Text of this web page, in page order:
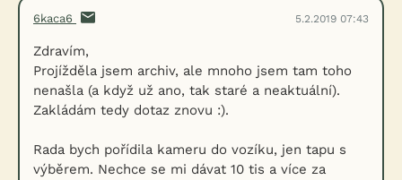
6kaca6 5.2.2019 07:43
Zdravím,
Projížděla jsem archiv, ale mnoho jsem tam toho
nenašla (a když už ano, tak staré a neaktuální).
Zakládám tedy dotaz znovu :).
Rada bych pořídila kameru do vozíku, jen tapu s
výběrem. Nechce se mi dávat 10 tis a více za